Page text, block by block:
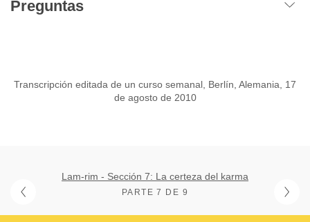
Preguntas
Transcripción editada de un curso semanal, Berlín, Alemania, 17
de agosto de 2010
Lam-rim - Sección 7: La certeza del karma
PARTE 7 DE 9